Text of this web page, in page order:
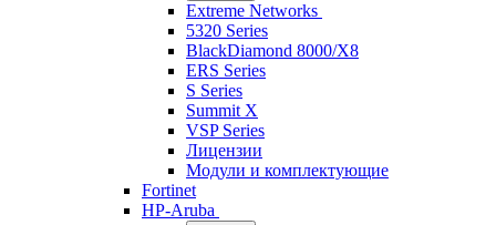
Extreme Networks
5320 Series
BlackDiamond 8000/X8
ERS Series
S Series
Summit X
VSP Series
Лицензии
Модули и комплектующие
Fortinet
HP-Aruba